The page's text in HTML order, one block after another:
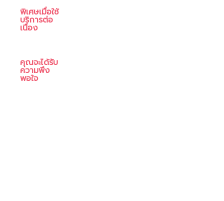
พิเศษเมื่อใช้
บริการต่อ
เนื่อง
คุณจะได้รับ
ความพึง
พอใจ